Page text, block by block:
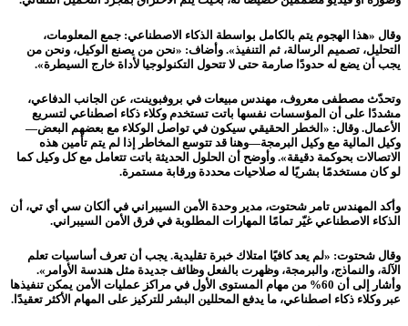
وقال «هذا الهجوم يتم بالكامل بواسطة الذكاء الاصطناعي: جمع المعلومات،
التحليل، تصميم الرسالة، ثم التنفيذ». وأضاف: «نحن من يصنع الوكيل، ونحن من
يجب أن يضع له حدودًا صارمة حتى لا تتحول التكنولوجيا لأداة خارج السيطرة».
وتحدّث مصطفى معروف، مهندس مبيعات في بروفبوينت، عن الجانب الدفاعي،
مشددًا على أن المؤسسات نفسها باتت تستخدم وكلاء ذكاء اصطناعي لتسريع
الأعمال. وقال: «الخطر الحقيقي سيكون في تواصل الوكلاء مع بعضهم البعض—
وكيل المالية مع وكيل البرمجة—وهنا قد تتوسع المخاطر إذا لم يتم تأمين هذه
الاتصالات بحوكمة دقيقة». وأوضح أن الحلول الحديثة باتت تتعامل مع كل وكيل كما
لو كان مستخدمًا بشريًا له صلاحيات محددة ورقابة مستمرة.
وأكد المهندس تامر شحتوت، مدير وحدة الأمن السيبراني في ألكان سي أي تي، أن
الذكاء الاصطناعي غيّر تمامًا المهارات المطلوبة في فرق الأمن السيبراني.
وقال شحتوت: «لم يعد كافيًا امتلاك خبرة تقليدية. يجب أن تعرف أساسيات تعلم
الآلة، والنماذج، والبرمجة، وظهرت بالفعل وظائف جديدة مثل هندسة الأوامر».
وأشار إلى أن 60% من مهام المستوى الأول في مراكز عمليات الأمن يمكن تنفيذها
عبر وكلاء ذكاء اصطناعي، ما يدفع المحللين البشر للتركيز على المهام الأكثر تعقيدًا.